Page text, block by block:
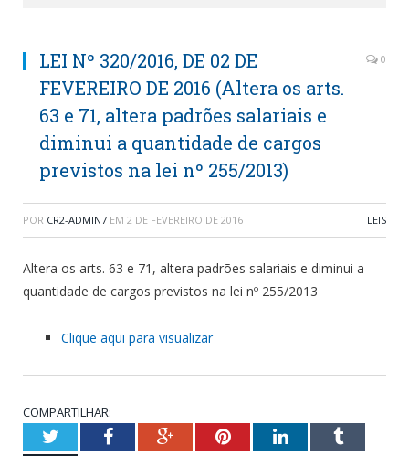
LEI Nº 320/2016, DE 02 DE
FEVEREIRO DE 2016 (Altera os arts.
63 e 71, altera padrões salariais e
diminui a quantidade de cargos
previstos na lei nº 255/2013)
0
POR CR2-ADMIN7 EM 2 DE FEVEREIRO DE 2016 LEIS
Altera os arts. 63 e 71, altera padrões salariais e diminui a
quantidade de cargos previstos na lei nº 255/2013
Clique aqui para visualizar
COMPARTILHAR:
TwitterFacebookGoogle+PinterestLinkedInTumblr